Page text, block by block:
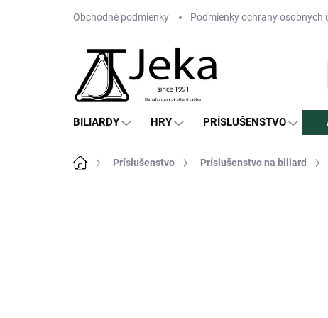
Obchodné podmienky Podmienky ochrany osobných
BILIARDY HRY PRÍSLUŠENSTVO
DomovPríslušenstvo Príslušenstvo na biliard